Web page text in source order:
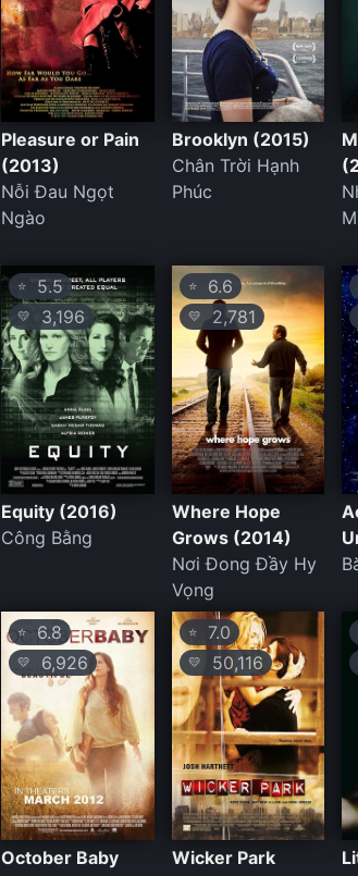
Pleasure or Pain
(2013)
Nỗi Đau Ngọt
Ngào
Brooklyn (2015)
Chân Trời Hạnh
Phúc
⭐ 5.5
💛 3,196
Equity (2016)
Công Bằng
⭐6.6
💛 2,781
Where Hope
Grows (2014)
Nơi Đong Đầy Hy
Vọng
⭐ 6.8
💛 6,926
October Baby
⭐7.0
💛 50,116
Wicker Park